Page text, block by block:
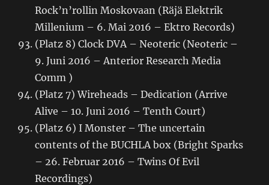
Rock’n’rollin Moskovaan (Räjä Elektrik
Millenium – 6. Mai 2016 – Ektro Records)
(Platz 8) Clock DVA – Neoteric (Neoteric –
9. Juni 2016 – Anterior Research Media
Comm )
(Platz 7) Wireheads – Dedication (Arrive
Alive – 10. Juni 2016 – Tenth Court)
(Platz 6) I Monster – The uncertain
contents of the BUCHLA box (Bright Sparks
– 26. Februar 2016 – Twins Of Evil
Recordings)